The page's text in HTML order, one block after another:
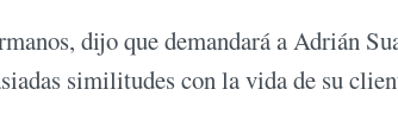
dijo que demandará a Adrián
similitudes con la vida de su